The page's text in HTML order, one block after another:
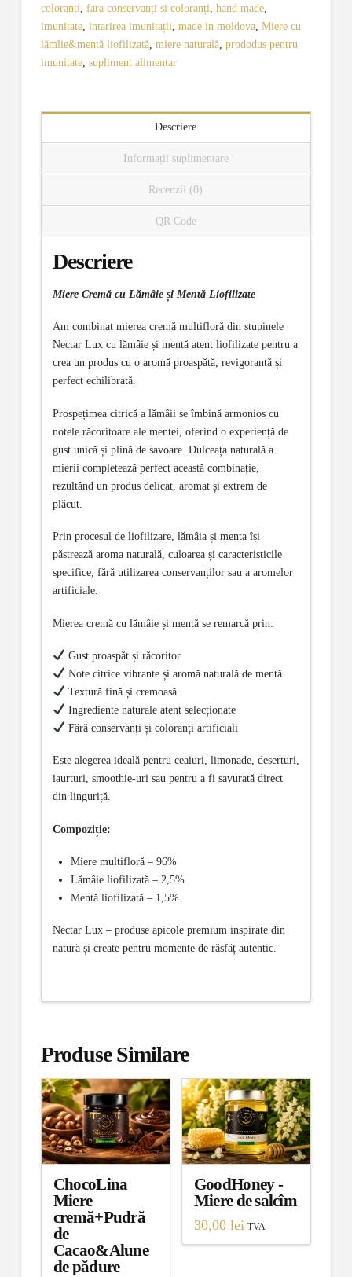
liofilizată
coloranti, fara conservanți si coloranți, hand made,
imunitate, intarirea imunitații, made in moldova, Miere cu
lămîie&mentă liofilizată, miere naturală, prododus pentru
imunitate, supliment alimentar
Descriere
Informații suplimentare
Recenzii (0)
QR Code
Descriere
Miere Cremă cu Lămâie și Mentă Liofilizate
Am combinat mierea cremă multifloră din stupinele
Nectar Lux cu lămâie și mentă atent liofilizate pentru a
crea un produs cu o aromă proaspătă, revigorantă și
perfect echilibrată.
Prospețimea citrică a lămâii se îmbină armonios cu
notele răcoritoare ale mentei, oferind o experiență de
gust unică și plină de savoare. Dulceața naturală a
mierii completează perfect această combinație,
rezultând un produs delicat, aromat și extrem de
plăcut.
Prin procesul de liofilizare, lămâia și menta își
păstrează aroma naturală, culoarea și caracteristicile
specifice, fără utilizarea conservanților sau a aromelor
artificiale.
Mierea cremă cu lămâie și mentă se remarcă prin:
Gust proaspăt și răcoritor
Note citrice vibrante și aromă naturală de mentă
Textură fină și cremoasă
Ingrediente naturale atent selecționate
Fără conservanți și coloranți artificiali
Este alegerea ideală pentru ceaiuri, limonade, deserturi,
iaurturi, smoothie-uri sau pentru a fi savurată direct
din linguriță.
Compoziție:
Miere multifloră – 96%
Lămâie liofilizată – 2,5%
Mentă liofilizată – 1,5%
Nectar Lux – produse apicole premium inspirate din
natură și create pentru momente de răsfăț autentic.
Produse Similare
ChocoLina
Miere
cremă+Pudră
de
Cacao&Alune
de pădure
GoodHoney -
Miere de salcîm
30,00 lei TVA